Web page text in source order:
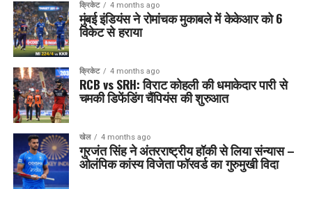
क्रिकेट 4 months ago
मुंबई इंडियंस ने रोमांचक मुकाबले में केकेआर को 6
विकेट से हराया
क्रिकेट 4 months ago
RCB vs SRH: विराट कोहली की धमाकेदार पारी से
चमकी डिफेंडिंग चैंपियंस की शुरुआत
खेल 4 months ago
गुरजंत सिंह ने अंतरराष्ट्रीय हॉकी से लिया संन्यास –
ओलंपिक कांस्य विजेता फॉरवर्ड का गुरुमुखी विदा